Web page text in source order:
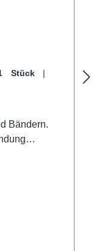
Stück |
Bändern.
bis